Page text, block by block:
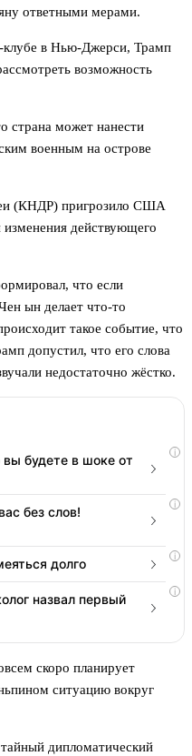
ответными мерами.
клубе в Нью-Джерси, Трамп
возможность
страна может нанести
военным на острове
(КНДР) пригрозило США
действующего
что если
ын делает что-то
такое событие, что
допустил, что его слова
недостаточно жёстко.
i
вы будете в шоке от
i
без слов!
i
долго
i
назвал первый
скоро планирует
ситуацию вокруг
дипломатический